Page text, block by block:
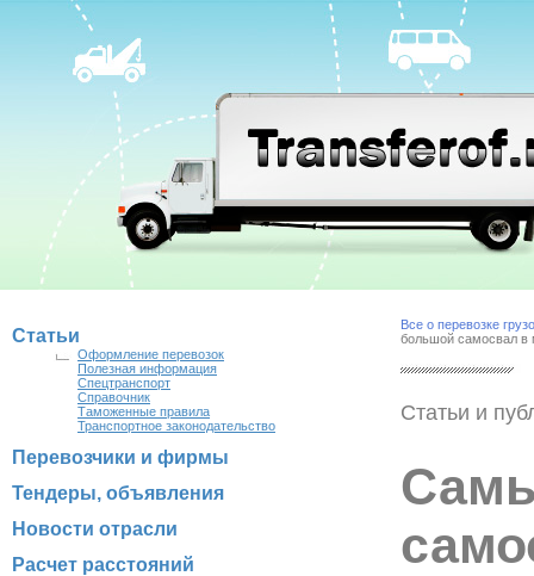
Статьи
Оформление перевозок
Полезная информация
Спецтранспорт
Справочник
Таможенные правила
Транспортное законодательство
Перевозчики и фирмы
Тендеры, объявления
Новости отрасли
Расчет расстояний
Все о перевозке
большой самосвал в
Статьи и